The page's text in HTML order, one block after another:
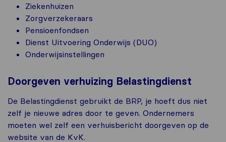
Ziekenhuizen
Zorgverzekeraars
Pensioenfondsen
Dienst Uitvoering Onderwijs (DUO)
Onderwijsinstellingen
Doorgeven verhuizing Belastingdienst
De Belastingdienst gebruikt de BRP, je hoeft dus niet
zelf je nieuwe adres door te geven. Ondernemers
moeten wel zelf een verhuisbericht doorgeven op de
website van de KvK.